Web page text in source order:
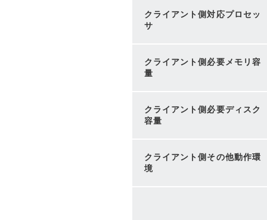
クライアント側対応プロセッ
サ
クライアント側必要メモリ容
量
クライアント側必要ディスク
容量
クライアント側その他動作環
境